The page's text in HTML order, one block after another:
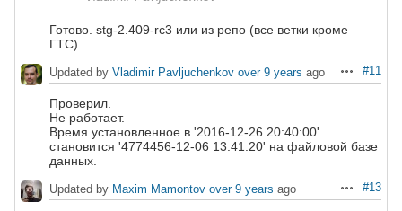
Готово. stg-2.409-rc3 или из репо (все ветки кроме
ГТС).
Actions
#11
Updated by Vladimir Pavljuchenkov over 9 years ago
Проверил.
Не работает.
Время установленное в '2016-12-26 20:40:00'
становится '4774456-12-06 13:41:20' на файловой базе
данных.
Actions
#13
Updated by Maxim Mamontov over 9 years ago